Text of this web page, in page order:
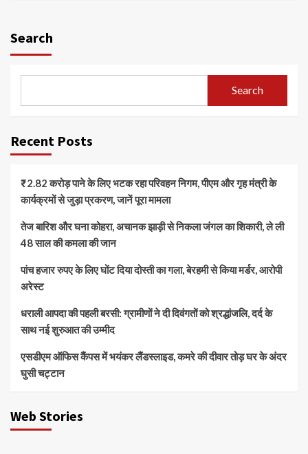
Search
Search
Recent Posts
₹2.82 करोड़ पाने के लिए भटक रहा परिवहन निगम, पीएम और गृह मंत्री के
कार्यक्रमों से जुड़ा प्रकरण, जानें पूरा मामला
तेज बारिश और घना कोहरा, अचानक झाड़ी से निकला जंगल का शिकारी, ले ली
48 साल की कमला की जान
पांच हजार रुपए के लिए घोंट दिया दोस्ती का गला, बेरहमी से किया मर्डर, आरोपी
अरेस्ट
धराली आपदा की पहली बरसी: ग्रामीणों ने दी दिवंगतों को श्रद्धांजलि, दर्द के
साथ नई शुरुआत की उम्मीद
एसडीएम ऑफिस कैंपस में भयंकर लैंडस्लाइड, कमरे की दीवार तोड़ घर के अंदर
घुसी चट्टान
Web Stories